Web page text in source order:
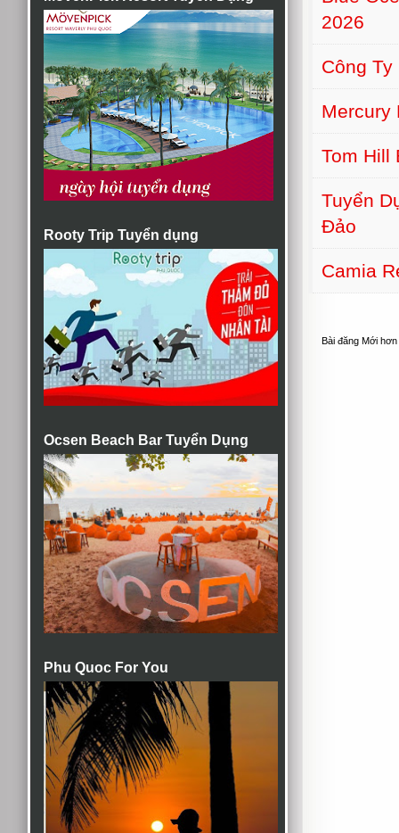
Rooty Trip Tuyển dụng
Ocsen Beach Bar Tuyển Dụng
Phu Quoc For You
2026
Công
Mercury
Tom Hill
Tuyển
Đảo
Camia
Bài đăng Mới hơn